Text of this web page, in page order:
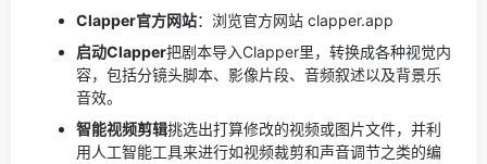
Clapper官方网站：浏览官方网站 clapper.app
启动Clapper把剧本导入Clapper里，转换成各种视觉内
容，包括分镜头脚本、影像片段、音频叙述以及背景乐
音效。
智能视频剪辑挑选出打算修改的视频或图片文件，并利
用人工智能工具来进行如视频裁剪和声音调节之类的编